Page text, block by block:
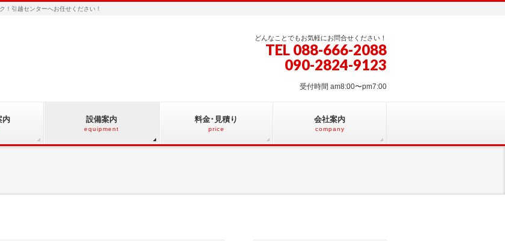
！引越センターへお任せください！
どんなことでもお気軽にお問合せください！
TEL 088-666-2088
090-2824-9123
受付時間 am8:00〜pm7:00
内 設備案内
equipment
料金･見積り
price
会社案内
company